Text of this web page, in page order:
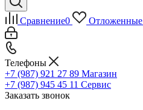
Сравнение0 Отложенные
Телефоны
+7 (987) 921 27 89 Магазин
+7 (987) 945 45 11 Сервис
Заказать звонок